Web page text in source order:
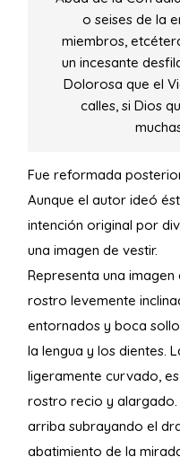
o seises de la
miembros,
un incesante
Dolorosa que el
calles, si Dios
Fue reformada
Aunque el autor ideó
intención original por
una imagen de vestir.
Representa una
rostro levemente
entornados y boca
la lengua y los dientes.
ligeramente curvado,
rostro recio y alargado.
arriba subrayando el
abatimiento de la